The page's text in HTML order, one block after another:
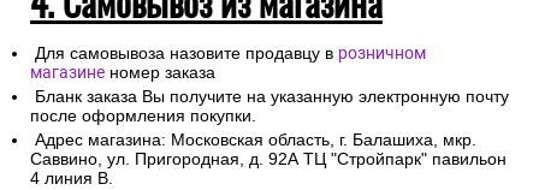
Для самовывоза назовите продавцу в розничном
магазине номер заказа
Бланк заказа Вы получите на указанную электронную почту
после оформления покупки.
Адрес магазина: Московская область, г. Балашиха, мкр.
Саввино, ул. Пригородная, д. 92А ТЦ "Стройпарк" павильон
4 линия В.